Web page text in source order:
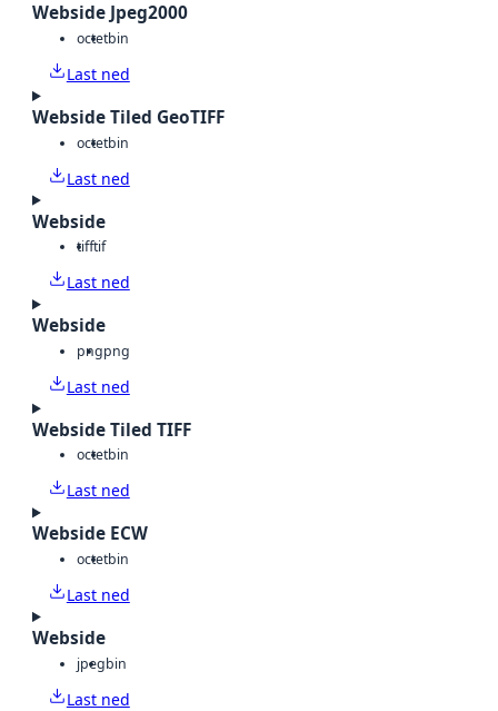
Webside Jpeg2000
octetbin
Last ned
Webside Tiled GeoTIFF
octetbin
Last ned
Webside
tifftif
Last ned
Webside
pngpng
Last ned
Webside Tiled TIFF
octetbin
Last ned
Webside ECW
octetbin
Last ned
Webside
jpegbin
Last ned